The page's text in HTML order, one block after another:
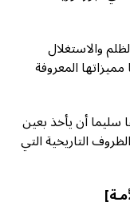
والاستغلال
المعروفة
أن يأخذ بعين
التاريخية التي
]